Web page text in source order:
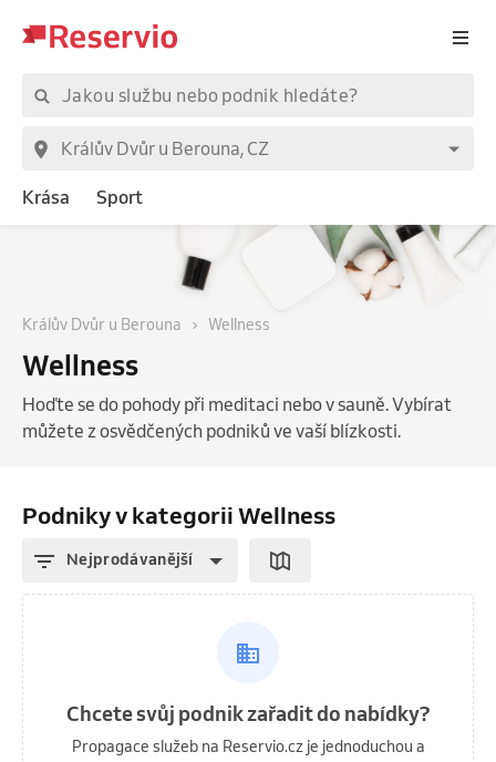
Krása Sport
Králův Dvůr u Berouna Wellness
Wellness
Hoďte se do pohody při meditaci nebo v sauně. Vybírat
můžete z osvědčených podniků ve vaší blízkosti.
Podniky v kategorii Wellness
Nejprodávanější
Chcete svůj podnik zařadit do nabídky?
Propagace služeb na Reservio.cz je jednoduchou a